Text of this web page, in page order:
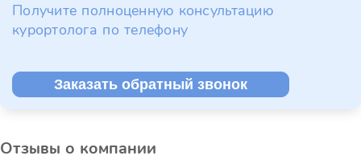
Получите полноценную консультацию
курортолога по телефону
Заказать обратный звонок
Отзывы о компании